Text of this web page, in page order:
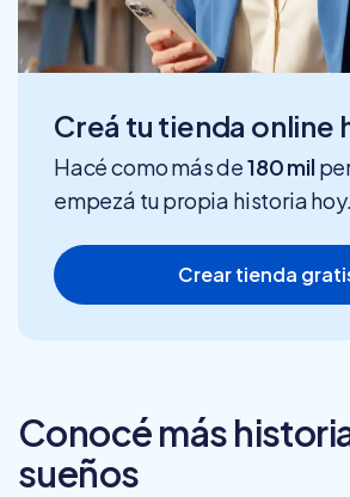
Creá tu tienda online
Hacé como más de180 mil
empezá tu propia historia hoy.
Crear tienda
Conocé más
sueños